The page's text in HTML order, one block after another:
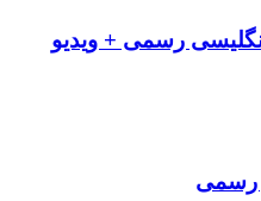
رسمی + ویدیو
رسمی